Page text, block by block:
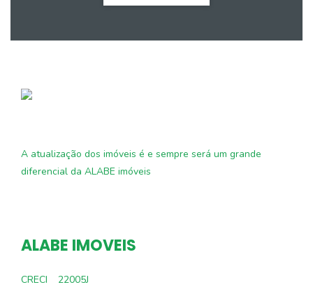
A atualização dos imóveis é e sempre será um grande
diferencial da ALABE imóveis
ALABE IMOVEIS
CRECI
22005J